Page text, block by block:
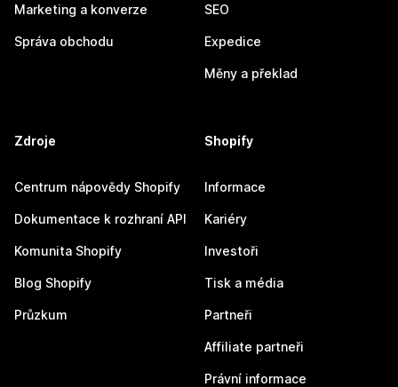
Marketing a konverze
Správa obchodu
SEO
Expedice
Měny a překlad
Zdroje
Centrum nápovědy Shopify
Dokumentace k rozhraní API
Komunita Shopify
Blog Shopify
Průzkum
Shopify
Informace
Kariéry
Investoři
Tisk a média
Partneři
Affiliate partneři
Právní informace